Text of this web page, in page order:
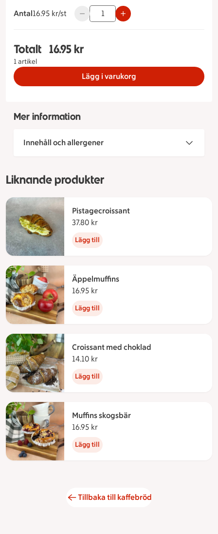
Antal
16.95 kronor styck
16.95 kr/st Använd knapparna för att minska eller
Totalt
1 artikel
Totalt 1 stycken Kladdkakemuffins, 16.95 kronor
16.95 kr
Lägg i varukorg
Mer information
Innehåll och allergener
Liknande produkter
Pistagecroissant
37.80 kr
Lägg till
Äppelmuffins
16.95 kr
Lägg till
Croissant med choklad
14.10 kr
Lägg till
Muffins skogsbär
16.95 kr
Lägg till
Tillbaka till kaffebröd